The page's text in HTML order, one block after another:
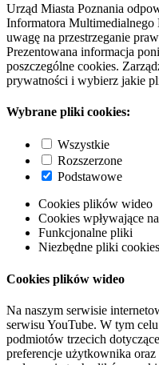
Urząd Miasta Poznania
Informatora Multimedialnego
uwagę na przestrzeganie
Prezentowana informacja
poszczególne cookies.
prywatności i wybierz jakie
Wybrane pliki cookies:
Wszystkie
Rozszerzone
Podstawowe
Cookies plików wideo
Cookies wpływające
Funkcjonalne pliki
Niezbędne pliki
Cookies plików wideo
Na naszym serwisie
serwisu YouTube. W tym
podmiotów trzecich
preferencje użytkownika